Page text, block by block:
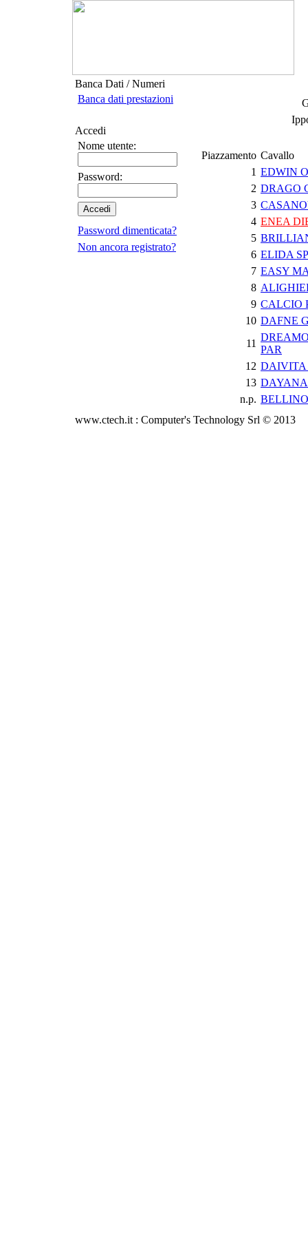
Banca Dati / Numeri
Banca dati prestazioni
Accedi
Nome utente:
Password:
Password dimenticata?
Non ancora registrato?
Piazzamento Cavallo
1 EDWIN
2 DRAGO
3
4 ENEA
5
6 ELIDA
7 EASY
8
9 CALCIO
10 DAFNE
11
PAR
12 DAIVITA
13
n.p.
www.ctech.it : Computer's Technology Srl © 2013